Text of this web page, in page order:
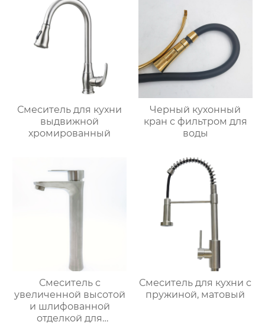
Смеситель для кухни
выдвижной
хромированный
Черный кухонный
кран с фильтром для
воды
Смеситель с
увеличенной высотой
и шлифованной
отделкой для
Смеситель для кухни с
пружиной, матовый